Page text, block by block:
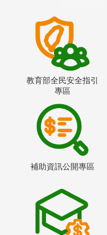
教育部全民安全指引
專區
補助資訊公開專區